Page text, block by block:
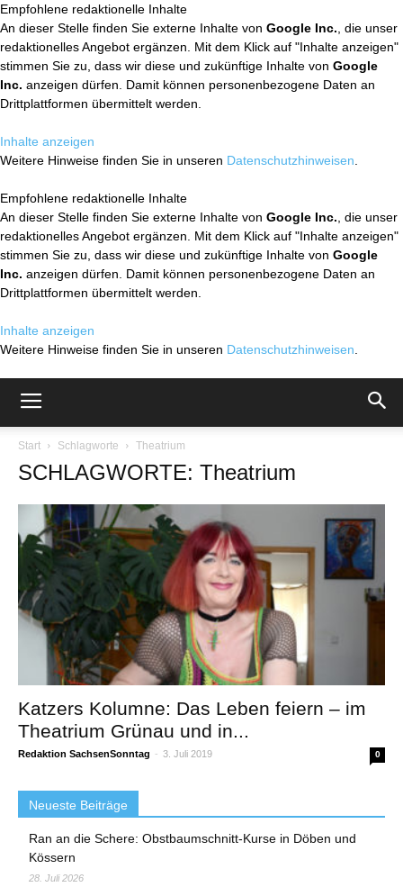
Empfohlene redaktionelle Inhalte
An dieser Stelle finden Sie externe Inhalte von Google Inc. , die unser
redaktionelles Angebot ergänzen. Mit dem Klick auf "Inhalte anzeigen"
stimmen Sie zu, dass wir diese und zukünftige Inhalte von Google
Inc. anzeigen dürfen. Damit können personenbezogene Daten an
Drittplattformen übermittelt werden.
Inhalte anzeigen
Weitere Hinweise finden Sie in unseren Datenschutzhinweisen
Empfohlene redaktionelle Inhalte
An dieser Stelle finden Sie externe Inhalte von Google Inc. , die unser
redaktionelles Angebot ergänzen. Mit dem Klick auf "Inhalte anzeigen"
stimmen Sie zu, dass wir diese und zukünftige Inhalte von Google
Inc. anzeigen dürfen. Damit können personenbezogene Daten an
Drittplattformen übermittelt werden.
Inhalte anzeigen
Weitere Hinweise finden Sie in unseren Datenschutzhinweisen
Start Schlagworte Theatrium
SCHLAGWORTE: Theatrium
Katzers Kolumne: Das Leben feiern – im
Theatrium Grünau und in...
Redaktion SachsenSonntag - 3. Juli 2019 0
Neueste Beiträge
Ran an die Schere: Obstbaumschnitt-Kurse in Döben und
Kössern
28. Juli 2026